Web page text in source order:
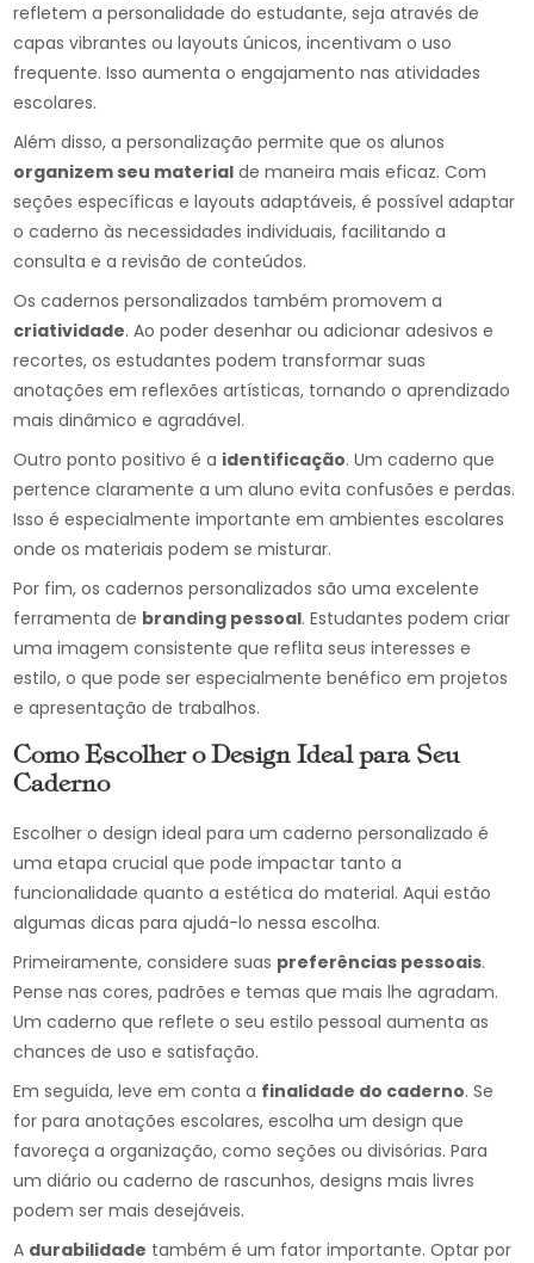
refletem a personalidade do estudante, seja através de
capas vibrantes ou layouts únicos, incentivam o uso
frequente. Isso aumenta o engajamento nas atividades
escolares.
Além disso, a personalização permite que os alunos
organizem seu material de maneira mais eficaz. Com
seções específicas e layouts adaptáveis, é possível adaptar
o caderno às necessidades individuais, facilitando a
consulta e a revisão de conteúdos.
Os cadernos personalizados também promovem a
criatividade. Ao poder desenhar ou adicionar adesivos e
recortes, os estudantes podem transformar suas
anotações em reflexões artísticas, tornando o aprendizado
mais dinâmico e agradável.
Outro ponto positivo é a identificação. Um caderno que
pertence claramente a um aluno evita confusões e perdas.
Isso é especialmente importante em ambientes escolares
onde os materiais podem se misturar.
Por fim, os cadernos personalizados são uma excelente
ferramenta de branding pessoal. Estudantes podem criar
uma imagem consistente que reflita seus interesses e
estilo, o que pode ser especialmente benéfico em projetos
e apresentação de trabalhos.
Como Escolher o Design Ideal para Seu
Caderno
Escolher o design ideal para um caderno personalizado é
uma etapa crucial que pode impactar tanto a
funcionalidade quanto a estética do material. Aqui estão
algumas dicas para ajudá-lo nessa escolha.
Primeiramente, considere suas preferências pessoais.
Pense nas cores, padrões e temas que mais lhe agradam.
Um caderno que reflete o seu estilo pessoal aumenta as
chances de uso e satisfação.
Em seguida, leve em conta a finalidade do caderno. Se
for para anotações escolares, escolha um design que
favoreça a organização, como seções ou divisórias. Para
um diário ou caderno de rascunhos, designs mais livres
podem ser mais desejáveis.
A durabilidade também é um fator importante. Optar por